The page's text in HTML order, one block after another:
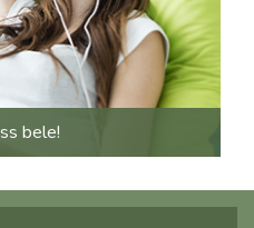
bele!